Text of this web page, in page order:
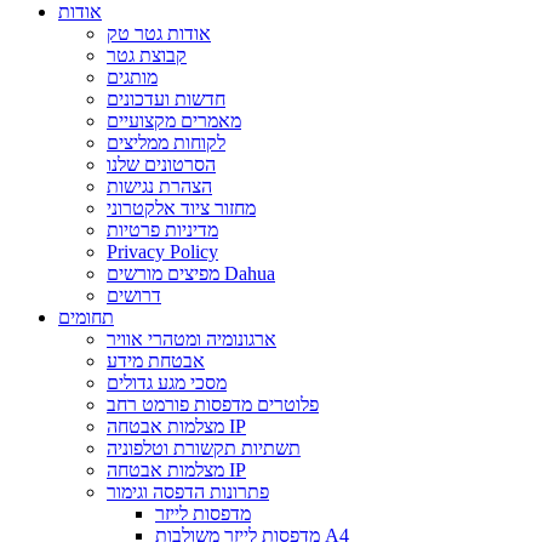
אודות
אודות גטר טק
קבוצת גטר
מותגים
חדשות ועדכונים
מאמרים מקצועיים
לקוחות ממליצים
הסרטונים שלנו
הצהרת נגישות
מחזור ציוד אלקטרוני
מדיניות פרטיות
Privacy Policy
מפיצים מורשים Dahua
דרושים
תחומים
ארגונומיה ומטהרי אוויר
אבטחת מידע
מסכי מגע גדולים
פלוטרים מדפסות פורמט רחב
מצלמות אבטחה IP
תשתיות תקשורת וטלפוניה
מצלמות אבטחה IP
פתרונות הדפסה וגימור
מדפסות לייזר
מדפסות לייזר משולבות A4